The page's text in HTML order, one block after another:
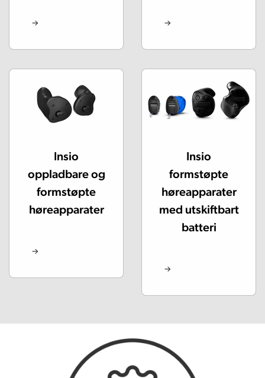
Insio
oppladbare og
formstøpte
høreapparater
Insio
formstøpte
høreapparater
med utskiftbart
batteri